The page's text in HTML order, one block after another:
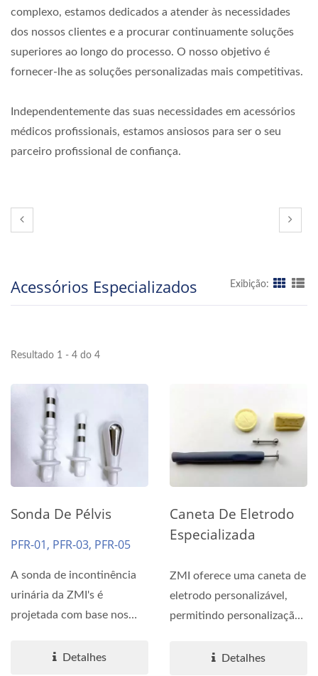
complexo, estamos dedicados a atender às necessidades
dos nossos clientes e a procurar continuamente soluções
superiores ao longo do processo. O nosso objetivo é
fornecer-lhe as soluções personalizadas mais competitivas.
Independentemente das suas necessidades em acessórios
médicos profissionais, estamos ansiosos para ser o seu
parceiro profissional de confiança.
Acessórios Especializados Exibição:
Resultado 1 - 4 do 4
Sonda De Pélvis
PFR-01, PFR-03, PFR-05
A sonda de incontinência
urinária da ZMI's é
projetada com base nos
Detalhes
Caneta De Eletrodo
Especializada
ZMI oferece uma caneta de
eletrodo personalizável,
permitindo personalização
Detalhes